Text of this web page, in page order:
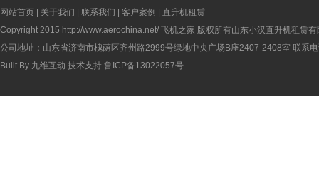
网站首页 关于我们 联系我们 客户案例
直升机租赁
Copyright 2015 http://www.aerochina.net/ 飞机之家 版权所有山东小汉直升机租赁有
公司地址：山东省济南市槐荫区齐州路2999号绿地中央广场B座2407-2408室 联系
Built By 九维互动 技术支持 鲁ICP备13022057号